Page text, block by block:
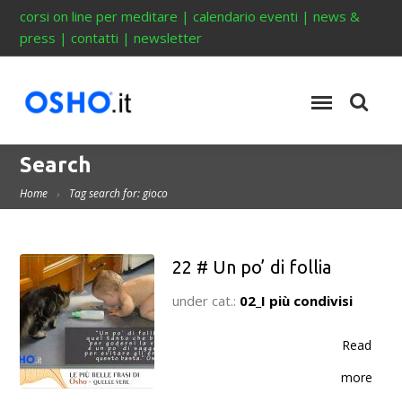
corsi on line per meditare |calendario eventi |news &
press |contatti |newsletter
Search
Home Tag search for: gioco
22 # Un po’ di follia
under cat.: 02_I più condivisi
Read
more